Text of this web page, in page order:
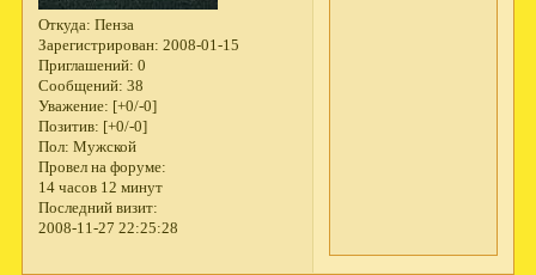
Откуда: Пенза
Зарегистрирован: 2008-01-15
Приглашений: 0
Сообщений: 38
Уважение: [+0/-0]
Позитив: [+0/-0]
Пол: Мужской
Провел на форуме:
14 часов 12 минут
Последний визит:
2008-11-27 22:25:28